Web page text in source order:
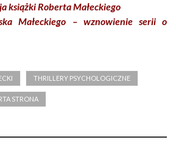
książki Roberta Małeckiego
Małeckiego – wznowienie serii o
THRILLERY PSYCHOLOGICZNE
STRONA